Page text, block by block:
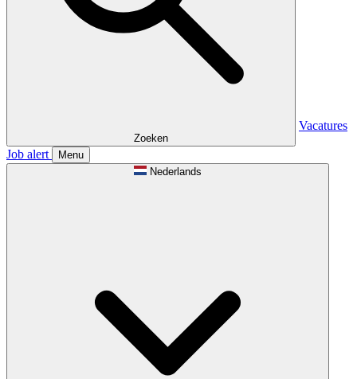
Zoeken
Vacatures
Job alert
Menu
Nederlands